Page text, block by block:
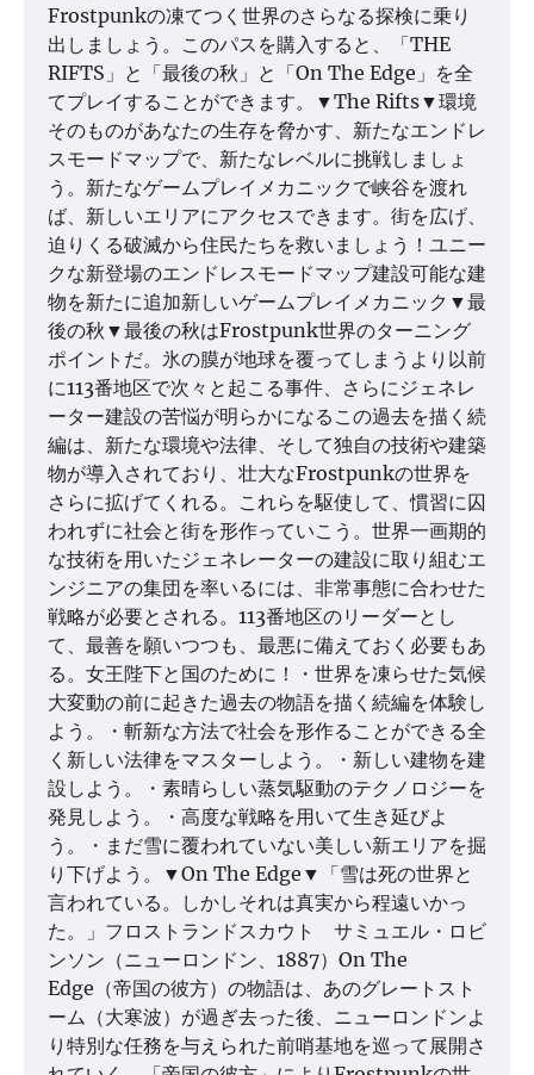
Frostpunkの凍てつく世界のさらなる探検に乗り
出しましょう。このパスを購入すると、「THE
RIFTS」と「最後の秋」と「On The Edge」を全
てプレイすることができます。▼The Rifts▼環境
そのものがあなたの生存を脅かす、新たなエンドレ
スモードマップで、新たなレベルに挑戦しましょ
う。新たなゲームプレイメカニックで峡谷を渡れ
ば、新しいエリアにアクセスできます。街を広げ、
迫りくる破滅から住民たちを救いましょう！ユニー
クな新登場のエンドレスモードマップ建設可能な建
物を新たに追加新しいゲームプレイメカニック▼最
後の秋▼最後の秋はFrostpunk世界のターニング
ポイントだ。氷の膜が地球を覆ってしまうより以前
に113番地区で次々と起こる事件、さらにジェネレ
ーター建設の苦悩が明らかになるこの過去を描く続
編は、新たな環境や法律、そして独自の技術や建築
物が導入されており、壮大なFrostpunkの世界を
さらに拡げてくれる。これらを駆使して、慣習に囚
われずに社会と街を形作っていこう。世界一画期的
な技術を用いたジェネレーターの建設に取り組むエ
ンジニアの集団を率いるには、非常事態に合わせた
戦略が必要とされる。113番地区のリーダーとし
て、最善を願いつつも、最悪に備えておく必要もあ
る。女王陛下と国のために！・世界を凍らせた気候
大変動の前に起きた過去の物語を描く続編を体験し
よう。・斬新な方法で社会を形作ることができる全
く新しい法律をマスターしよう。・新しい建物を建
設しよう。・素晴らしい蒸気駆動のテクノロジーを
発見しよう。・高度な戦略を用いて生き延びよ
う。・まだ雪に覆われていない美しい新エリアを掘
り下げよう。▼On The Edge▼「雪は死の世界と
言われている。しかしそれは真実から程遠いかっ
た。」フロストランドスカウト サミュエル・ロビ
ンソン（ニューロンドン、1887）On The
Edge（帝国の彼方）の物語は、あのグレートスト
ーム（大寒波）が過ぎ去った後、ニューロンドンよ
り特別な任務を与えられた前哨基地を巡って展開さ